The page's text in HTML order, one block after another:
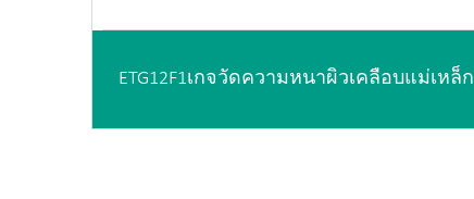
ETG12F1เกจวัดความหนาผิวเคลือบแม่เหล็ก